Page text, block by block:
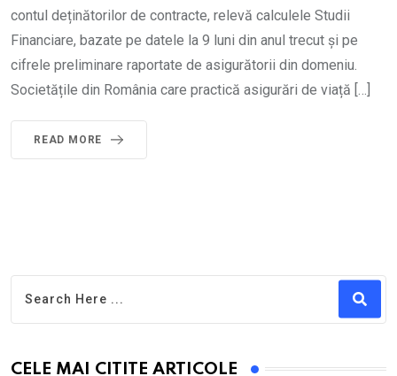
contul deținătorilor de contracte, relevă calculele Studii
Financiare, bazate pe datele la 9 luni din anul trecut și pe
cifrele preliminare raportate de asigurătorii din domeniu.
Societățile din România care practică asigurări de viață […]
READ MORE
CELE MAI CITITE ARTICOLE